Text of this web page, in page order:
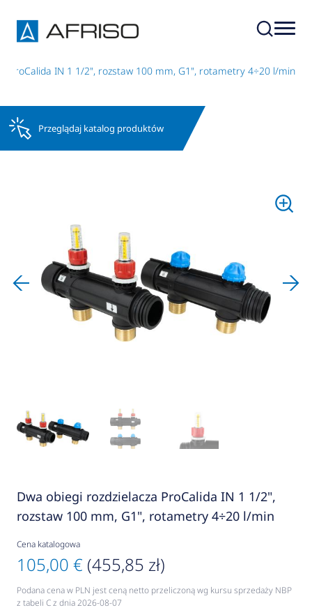
ProCalida IN 1 1/2", rozstaw 100 mm, G1", rotametry 4÷20 l/min
Przeglądaj katalog produktów
Dwa obiegi rozdzielacza ProCalida IN 1 1/2",
rozstaw 100 mm, G1", rotametry 4÷20 l/min
Cena katalogowa
105,00 € (455,85 zł)
Podana cena w PLN jest ceną netto przeliczoną wg kursu sprzedaży NBP
z tabeli C z dnia 2026-08-07